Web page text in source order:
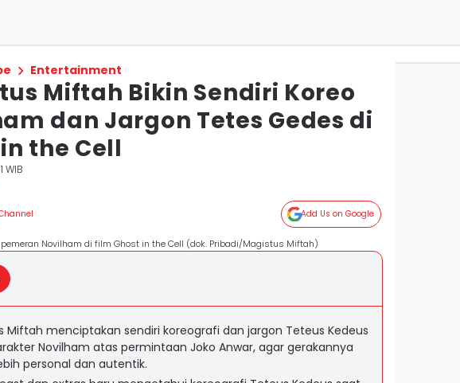
Entertainment
Miftah Bikin Sendiri Koreo
dan Jargon Tetes Gedes di
the Cell
WIB
Add Us on Google
Novilham di film Ghost in the Cell (dok. Pribadi/Magistus Miftah)
Miftah menciptakan sendiri koreografi dan jargon Teteus Kedeus
Novilham atas permintaan Joko Anwar, agar gerakannya
personal dan autentik.